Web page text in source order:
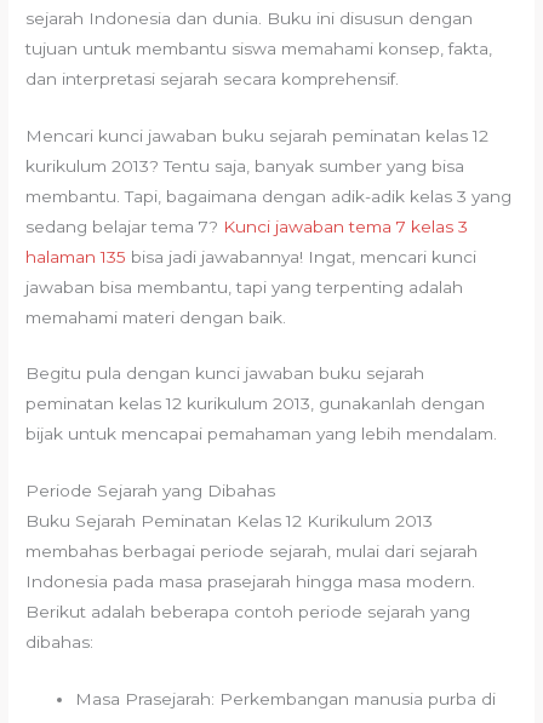
sejarah Indonesia dan dunia. Buku ini disusun dengan
tujuan untuk membantu siswa memahami konsep, fakta,
dan interpretasi sejarah secara komprehensif.
Mencari kunci jawaban buku sejarah peminatan kelas 12
kurikulum 2013? Tentu saja, banyak sumber yang bisa
membantu. Tapi, bagaimana dengan adik-adik kelas 3 yang
sedang belajar tema 7? Kunci jawaban tema 7 kelas 3
halaman 135 bisa jadi jawabannya! Ingat, mencari kunci
jawaban bisa membantu, tapi yang terpenting adalah
memahami materi dengan baik.
Begitu pula dengan kunci jawaban buku sejarah
peminatan kelas 12 kurikulum 2013, gunakanlah dengan
bijak untuk mencapai pemahaman yang lebih mendalam.
Periode Sejarah yang Dibahas
Buku Sejarah Peminatan Kelas 12 Kurikulum 2013
membahas berbagai periode sejarah, mulai dari sejarah
Indonesia pada masa prasejarah hingga masa modern.
Berikut adalah beberapa contoh periode sejarah yang
dibahas:
Masa Prasejarah: Perkembangan manusia purba di